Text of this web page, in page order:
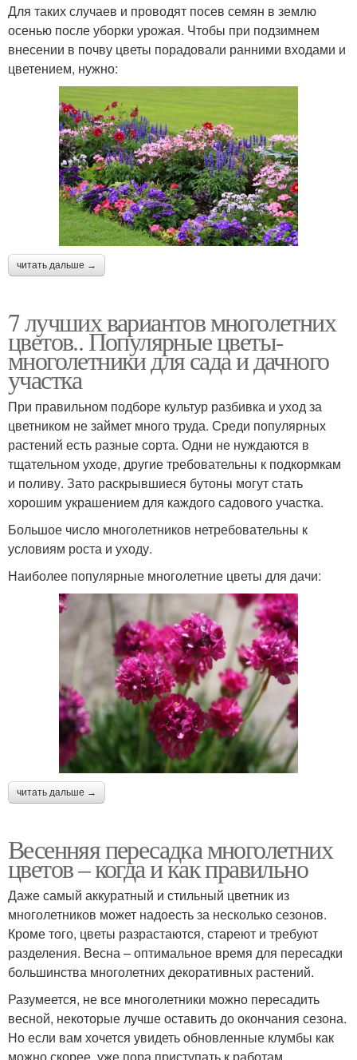
Для таких случаев и проводят посев семян в землю
осенью после уборки урожая. Чтобы при подзимнем
внесении в почву цветы порадовали ранними входами и
цветением, нужно:
читать дальше →
7 лучших вариантов многолетних
цветов.. Популярные цветы-
многолетники для сада и дачного
участка
При правильном подборе культур разбивка и уход за
цветником не займет много труда. Среди популярных
растений есть разные сорта. Одни не нуждаются в
тщательном уходе, другие требовательны к подкормкам
и поливу. Зато раскрывшиеся бутоны могут стать
хорошим украшением для каждого садового участка.
Большое число многолетников нетребовательны к
условиям роста и уходу.
Наиболее популярные многолетние цветы для дачи:
читать дальше →
Весенняя пересадка многолетних
цветов – когда и как правильно
Даже самый аккуратный и стильный цветник из
многолетников может надоесть за несколько сезонов.
Кроме того, цветы разрастаются, стареют и требуют
разделения. Весна – оптимальное время для пересадки
большинства многолетних декоративных растений.
Разумеется, не все многолетники можно пересадить
весной, некоторые лучше оставить до окончания сезона.
Но если вам хочется увидеть обновленные клумбы как
можно скорее, уже пора приступать к работам.